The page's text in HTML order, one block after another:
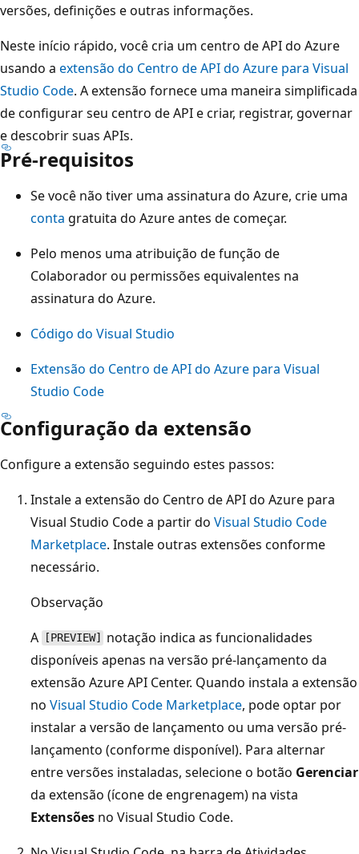
versões, definições e outras informações.
Neste início rápido, você cria um centro de API do Azure
usando a extensão do Centro de API do Azure para Visual
Studio Code. A extensão fornece uma maneira simplificada
de configurar seu centro de API e criar, registrar, governar
e descobrir suas APIs.
Pré-requisitos
Se você não tiver uma assinatura do Azure, crie uma
conta gratuita do Azure antes de começar.
Pelo menos uma atribuição de função de
Colaborador ou permissões equivalentes na
assinatura do Azure.
Código do Visual Studio
Extensão do Centro de API do Azure para Visual
Studio Code
Configuração da extensão
Configure a extensão seguindo estes passos:
Instale a extensão do Centro de API do Azure para
Visual Studio Code a partir do Visual Studio Code
Marketplace. Instale outras extensões conforme
necessário.
Observação
A
[PREVIEW]
notação indica as funcionalidades
disponíveis apenas na versão pré-lançamento da
extensão Azure API Center. Quando instala a extensão
no Visual Studio Code Marketplace, pode optar por
instalar a versão de lançamento ou uma versão pré-
lançamento (conforme disponível). Para alternar
entre versões instaladas, selecione o botão Gerenciar
da extensão (ícone de engrenagem) na vista
Extensões no Visual Studio Code.